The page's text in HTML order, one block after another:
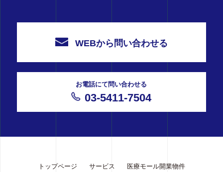
WEBから問い合わせる
お電話にて問い合わせる
03-5411-7504
トップページ サービス 医療モール開業物件